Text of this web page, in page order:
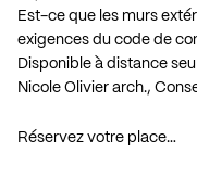
Est-ce que les murs
exigences du code de
Disponible à distance
Nicole Olivier arch.,
Réservez votre place…